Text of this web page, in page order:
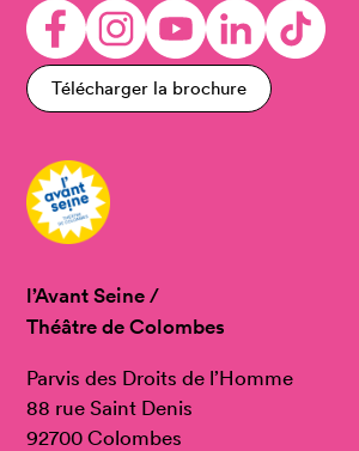
Télécharger la brochure
l’Avant Seine /
Théâtre de Colombes
Parvis des Droits de l’Homme
88 rue Saint Denis
92700 Colombes